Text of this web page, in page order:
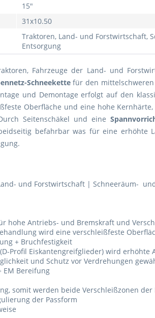
15"
31x10.50
Traktoren, Land- und Forstwirtschaft,
Entsorgung
Fahrzeuge der Land- und
Schneekettefür den mittelschweren
und Demontage erfolgt auf den
Oberfläche und eine hohe
Seitenschäkel und eine
befahrbar was für eine erhöhte
und Forstwirtschaft | Schneeräum-
hohe Antriebs- und Bremskraft und
wird eine verschleißfeste
+ Bruchfestigkeit
Profil Eiskantengreifglieder) wird erhöhte
und Schutz vor Verdrehungen
EM Bereifung
somit werden beide Verschleißzonen der
der Passform